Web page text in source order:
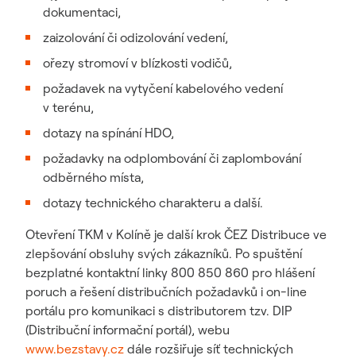
dokumentaci,
zaizolování či odizolování vedení,
ořezy stromoví v blízkosti vodičů,
požadavek na vytyčení kabelového vedení
v terénu,
dotazy na spínání HDO,
požadavky na odplombování či zaplombování
odběrného místa,
dotazy technického charakteru a další.
Otevření TKM v Kolíně je další krok ČEZ Distribuce ve
zlepšování obsluhy svých zákazníků. Po spuštění
bezplatné kontaktní linky 800 850 860 pro hlášení
poruch a řešení distribučních požadavků i on-line
portálu pro komunikaci s distributorem tzv. DIP
(Distribuční informační portál), webu
www.bezstavy.cz dále rozšiřuje síť technických